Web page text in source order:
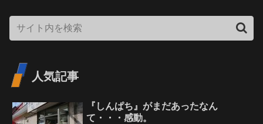
人気記事
『しんぱち』がまだあったなん
て・・・感動。